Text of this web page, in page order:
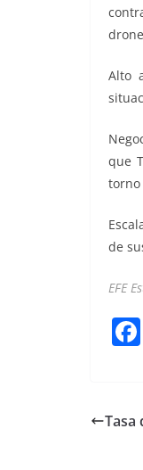
Alto
que
de
EFE
Tasa